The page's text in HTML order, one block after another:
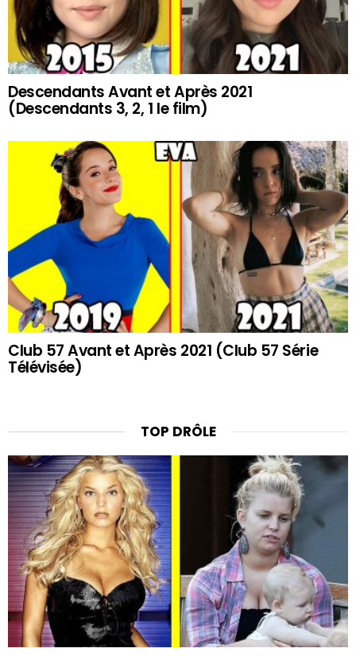
Descendants Avant et Après 2021
(Descendants 3, 2, 1 le film)
Club 57 Avant et Après 2021 (Club 57 Série
Télévisée)
TOP DRÔLE